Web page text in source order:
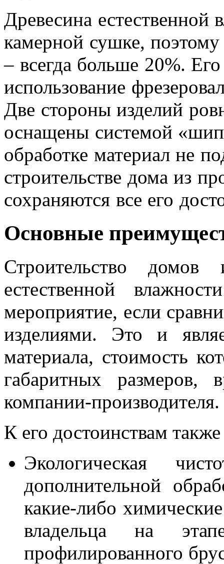
Древесина естественной
камерной сушке,
– всегда больше 20%. Его
использование
Две стороны изделий
оснащены системой
обработке материал не
строительстве дома из
сохраняются все его
Основные
Строительство домов
естественной
мероприятие, если
изделиями. Это и
материала, стоимость
габаритных размеров,
компании-производителя.
К его достоинствам
Экологическая
дополнительной
какие-либо
владельца на
профилированного